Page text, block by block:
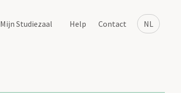
NL
Mijn Studiezaal Help Contact